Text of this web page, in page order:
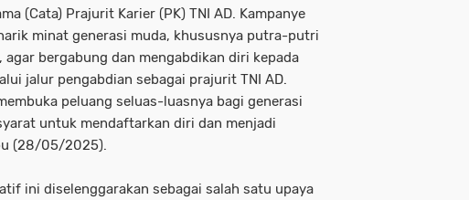
(Cata) Prajurit Karier (PK) TNI AD. Kampanye
minat generasi muda, khususnya putra-putri
bergabung dan mengabdikan diri kepada
jalur pengabdian sebagai prajurit TNI AD.
peluang seluas-luasnya bagi generasi
untuk mendaftarkan diri dan menjadi
(28/05/2025).
ini diselenggarakan sebagai salah satu upaya